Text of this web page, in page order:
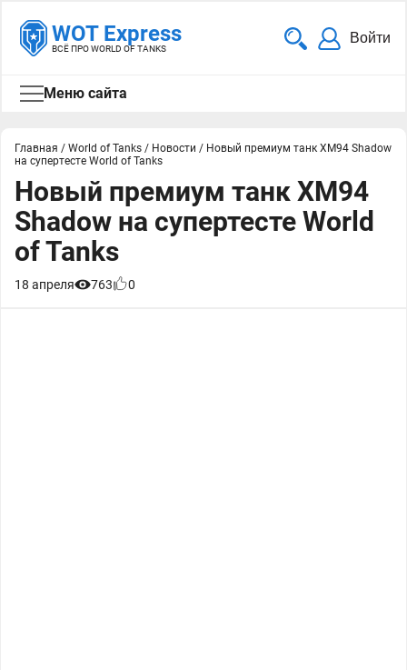
WOT Express
ВСЁ ПРО WORLD OF TANKS
Войти
Меню сайта
Главная / World of Tanks / Новости / Новый премиум танк XM94 Shadow
на супертесте World of Tanks
Новый премиум танк XM94
Shadow на супертесте World
of Tanks
18 апреля 763 0